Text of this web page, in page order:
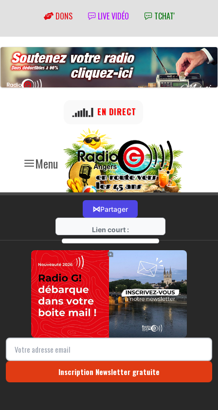
DONS LIVE VIDÉO TCHAT'
Menu
EN DIRECT
⋈Partager
Lien court :
https://radio-g.fr?r336
⧉
Inscription Newsletter gratuite